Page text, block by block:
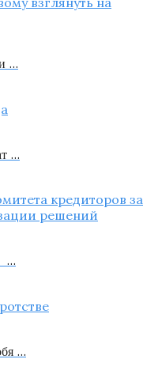
…
…
…
…